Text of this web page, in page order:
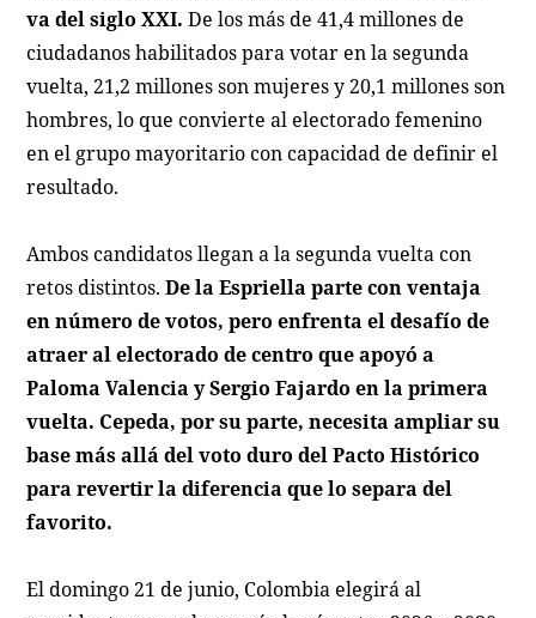
va del siglo XXI. De los más de 41,4 millones de
ciudadanos habilitados para votar en la segunda
vuelta, 21,2 millones son mujeres y 20,1 millones son
hombres, lo que convierte al electorado femenino
en el grupo mayoritario con capacidad de definir el
resultado.
Ambos candidatos llegan a la segunda vuelta con
retos distintos.De la Espriella parte con ventaja
en número de votos, pero enfrenta el desafío de
atraer al electorado de centro que apoyó a
Paloma Valencia y Sergio Fajardo en la primera
vuelta. Cepeda, por su parte, necesita ampliar su
base más allá del voto duro del Pacto Histórico
para revertir la diferencia que lo separa del
favorito.
El domingo 21 de junio, Colombia elegirá al